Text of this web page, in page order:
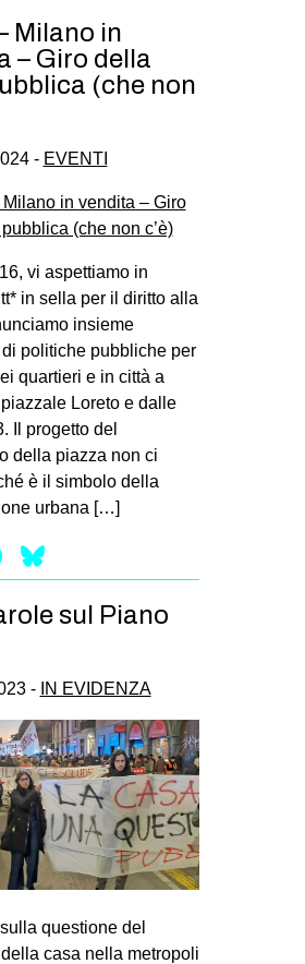
Milano in
– Giro della
(che non
- EVENTI
vi aspettiamo in
in sella per il diritto alla
insieme
di politiche pubbliche per
quartieri e in città a
Loreto e dalle
Il progetto del
della piazza non ci
è il simbolo della
urbana […]
Facebook
sul Piano
- IN EVIDENZA
questione del
casa nella metropoli